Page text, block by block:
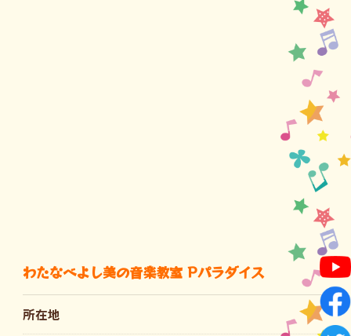
わたなべよし美の音楽教室 Pパラダイス
所在地